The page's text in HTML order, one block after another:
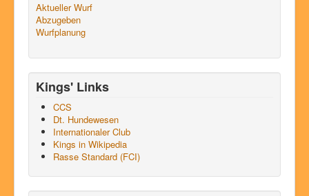
Aktueller Wurf
Abzugeben
Wurfplanung
Kings' Links
CCS
Dt. Hundewesen
Internationaler Club
Kings in Wikipedia
Rasse Standard (FCI)